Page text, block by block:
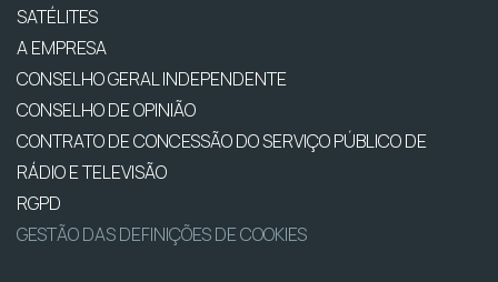
SATÉLITES
A EMPRESA
CONSELHO GERAL INDEPENDENTE
CONSELHO DE OPINIÃO
CONTRATO DE CONCESSÃO DO SERVIÇO PÚBLICO DE
RÁDIO E TELEVISÃO
RGPD
GESTÃO DAS DEFINIÇÕES DE COOKIES